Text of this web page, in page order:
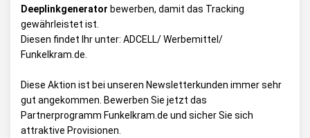
Deeplinkgenerator bewerben, damit das Tracking
gewährleistet ist.
Diesen findet Ihr unter: ADCELL/ Werbemittel/
Funkelkram.de
Diese Aktion ist bei unseren Newsletterkunden immer sehr
gut angekommen. Bewerben Sie jetzt das
Partnerprogramm Funkelkram.de und sicher Sie sich
attraktive Provisionen.